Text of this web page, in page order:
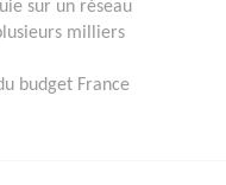
sur un réseau
milliers
budget France